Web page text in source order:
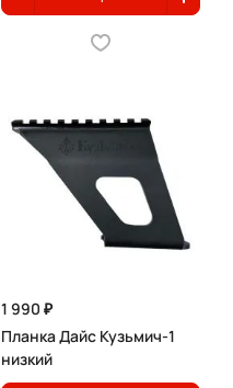
1 990 ₽
Планка Дайс Кузьмич-1
низкий